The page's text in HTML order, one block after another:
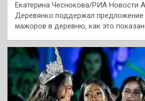
Екатерина Чеснокова/РИА Новости
Деревянко поддержал предложение
мажоров в деревню, как это